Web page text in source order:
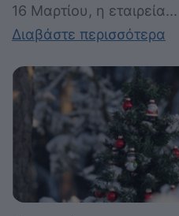
16 Μαρτίου, η εταιρεία...
Διαβάστε περισσότερα